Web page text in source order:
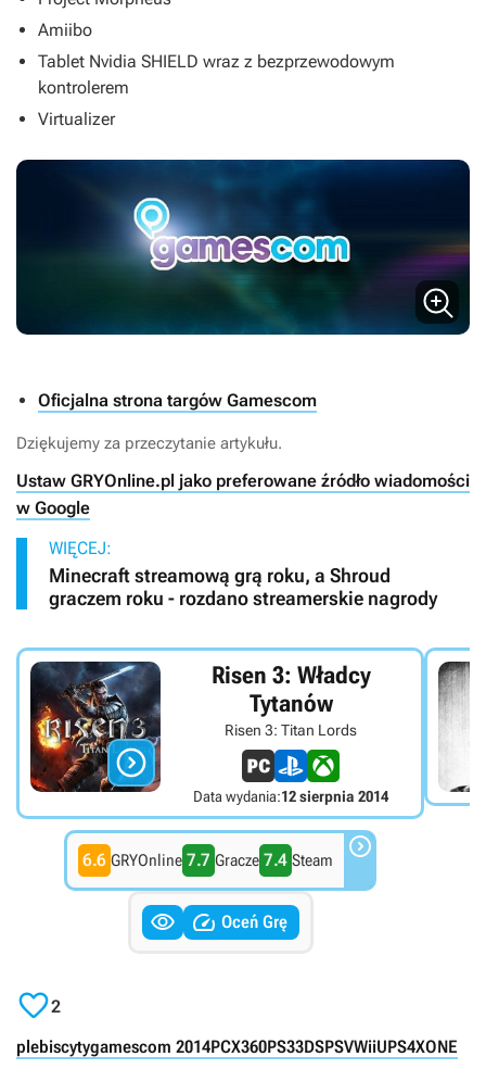
Amiibo
Tablet Nvidia SHIELD wraz z bezprzewodowym
kontrolerem
Virtualizer
Oficjalna strona targów Gamescom
Dziękujemy za przeczytanie artykułu.
Ustaw GRYOnline.pl jako preferowane źródło wiadomości
w Google
WIĘCEJ:
Minecraft streamową grą roku, a Shroud
graczem roku - rozdano streamerskie nagrody

Risen 3: Władcy
Tytanów
Risen 3: Titan Lords
Data wydania:12 sierpnia 2014
6.6 GRYOnline 7.7 Gracze 7.4 Steam 
  Oceń Grę
2
plebiscytygamescom 2014PCX360PS33DSPSVWiiUPS4XONE